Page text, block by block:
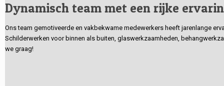
Dynamisch team met een rijke
Ons team gemotiveerde en vakbekwame medewerkers heeft jarenlange
Schilderwerken voor binnen als buiten, glaswerkzaamheden,
we graag!